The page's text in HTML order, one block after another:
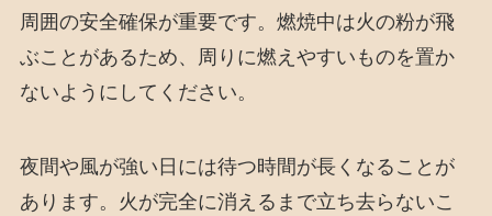
周囲の安全確保が重要です。燃焼中は火の粉が飛
ぶことがあるため、周りに燃えやすいものを置か
ないようにしてください。
夜間や風が強い日には待つ時間が長くなることが
あります。火が完全に消えるまで立ち去らないこ